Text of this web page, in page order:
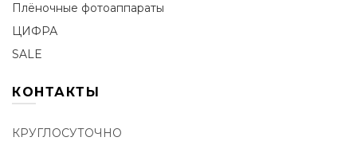
Плёночные фотоаппараты
ЦИФРА
SALE
КОНТАКТЫ
КРУГЛОСУТОЧНО